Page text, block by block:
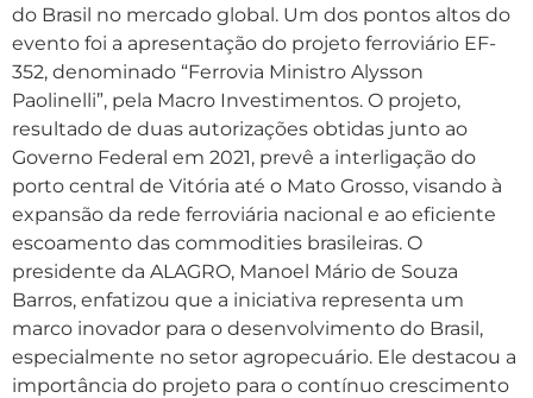
do Brasil no mercado global. Um dos pontos altos do
evento foi a apresentação do projeto ferroviário EF-
352, denominado “Ferrovia Ministro Alysson
Paolinelli”, pela Macro Investimentos. O projeto,
resultado de duas autorizações obtidas junto ao
Governo Federal em 2021, prevê a interligação do
porto central de Vitória até o Mato Grosso, visando à
expansão da rede ferroviária nacional e ao eficiente
escoamento das commodities brasileiras. O
presidente da ALAGRO, Manoel Mário de Souza
Barros, enfatizou que a iniciativa representa um
marco inovador para o desenvolvimento do Brasil,
especialmente no setor agropecuário. Ele destacou a
importância do projeto para o contínuo crescimento